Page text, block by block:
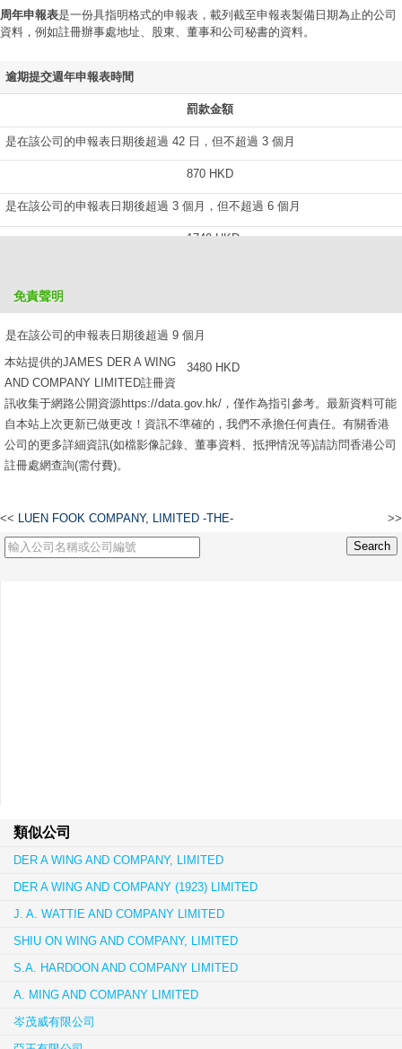
周年申報表是一份具指明格式的申報表，載列截至申報表製備日期為止的公司
資料，例如註冊辦事處地址、股東、董事和公司秘書的資料。
逾期提交週年申報表時間
罰款金額
是在該公司的申報表日期後超過 42 日，但不超過 3 個月
870 HKD
是在該公司的申報表日期後超過 3 個月，但不超過 6 個月
1740 HKD
是在該公司的申報表日期後超過 9 個月
3480 HKD
免責聲明
本站提供的JAMES DER A WING
AND COMPANY LIMITED註冊資
訊收集于網路公開資源https://data.gov.hk/，僅作為指引參考。最新資料可能
自本站上次更新已做更改！資訊不準確的，我們不承擔任何責任。有關香港
公司的更多詳細資訊(如檔影像記錄、董事資料、抵押情況等)請訪問香港公司
註冊處網查詢(需付費)。
<< LUEN FOOK COMPANY, LIMITED -THE- >>
類似公司
DER A WING AND COMPANY, LIMITED
DER A WING AND COMPANY (1923) LIMITED
J. A. WATTIE AND COMPANY LIMITED
SHIU ON WING AND COMPANY, LIMITED
S.A. HARDOON AND COMPANY LIMITED
A. MING AND COMPANY LIMITED
岑茂威有限公司